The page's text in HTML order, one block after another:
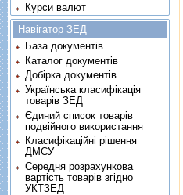
Курси валют
Навігатор ЗЕД
База документів
Каталог документів
Добірка документів
Українська класифікація
товарів ЗЕД
Єдиний список товарів
подвійного використання
Класифікаційні рішення
ДМСУ
Середня розрахункова
вартість товарів згідно
УКТЗЕД